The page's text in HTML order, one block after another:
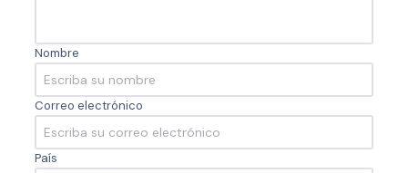
Nombre
Correo electrónico
País